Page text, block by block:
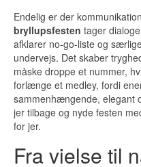
Endelig er der
bryllupsfesten tager
afklarer no-go-liste og
undervejs. Det skaber
måske droppe et nummer,
forlænge et medley, fordi
sammenhængende, elegant
jer tilbage og nyde festen
for jer.
Fra vielse til